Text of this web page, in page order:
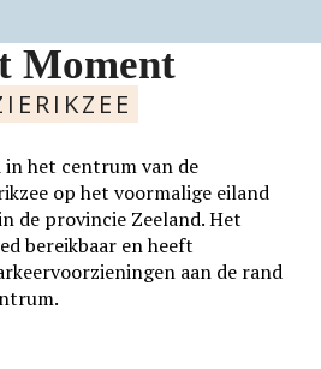
Moment
in het centrum van de
op het voormalige eiland
de provincie Zeeland. Het
bereikbaar en heeft
aan de rand